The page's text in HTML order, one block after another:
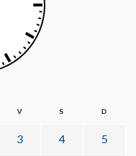
V S D
3 4 5